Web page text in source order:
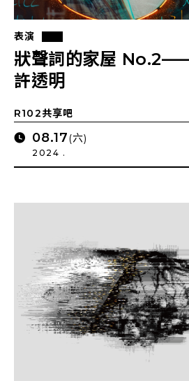
表演
狀聲詞的家屋
許透明
R102共享吧
08.17(六)
2024 .